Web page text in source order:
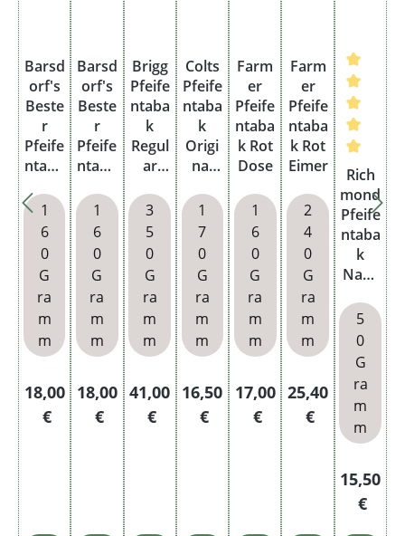
Barsd
orf's
Beste
r
Pfeife
ntaba
Arom
atic
Mixtu
re
Dose
1
6
0
G
ra
m
m
Regulärer Preis:
18,00
€
Barsd
orf's
Beste
r
Pfeife
ntaba
Brigh
t
Virgin
ia
Dose
1
6
0
G
ra
m
m
Regulärer Preis:
18,00
€
Brigg
Pfeife
ntaba
k
Regul
ar
3
5
0
G
ra
m
m
Regulärer Preis:
41,00
€
Colts
Pfeife
ntaba
k
Origi
nal
1
7
0
G
ra
m
m
Regulärer Preis:
16,50
€
Farm
er
Pfeife
ntaba
k Rot
Dose
1
6
0
G
ra
m
m
Regulärer Preis:
17,00
€
Farm
er
Pfeife
ntaba
k Rot
Eimer
2
4
0
G
ra
m
m
Regulärer
25,40
€
Rich
mond
Pfeife
ntaba
k
Navy
Dose
5
0
G
ra
m
m
15,50
€